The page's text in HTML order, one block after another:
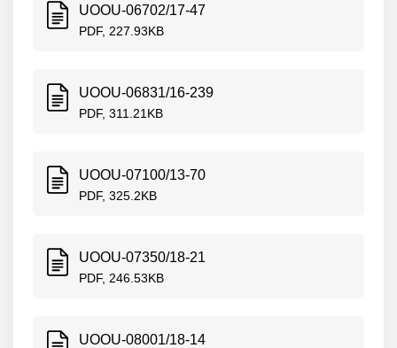
UOOU-06702/17-47
PDF, 227.93KB
UOOU-06831/16-239
PDF, 311.21KB
UOOU-07100/13-70
PDF, 325.2KB
UOOU-07350/18-21
PDF, 246.53KB
UOOU-08001/18-14